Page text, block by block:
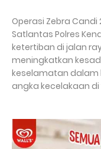
Operasi Zebra
Satlantas Polres
ketertiban di jalan
meningkatkan
keselamatan dalam
angka kecelakaan di